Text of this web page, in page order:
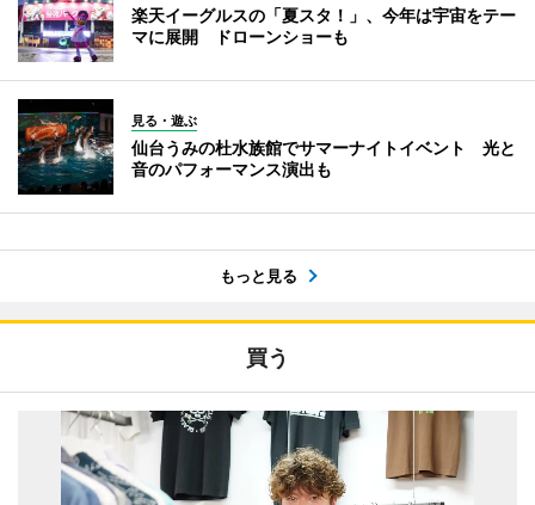
楽天イーグルスの「夏スタ！」、今年は宇宙をテー
マに展開 ドローンショーも
見る・遊ぶ
仙台うみの杜水族館でサマーナイトイベント 光と
音のパフォーマンス演出も
もっと見る
買う